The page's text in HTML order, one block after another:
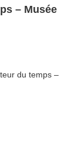
– Musée